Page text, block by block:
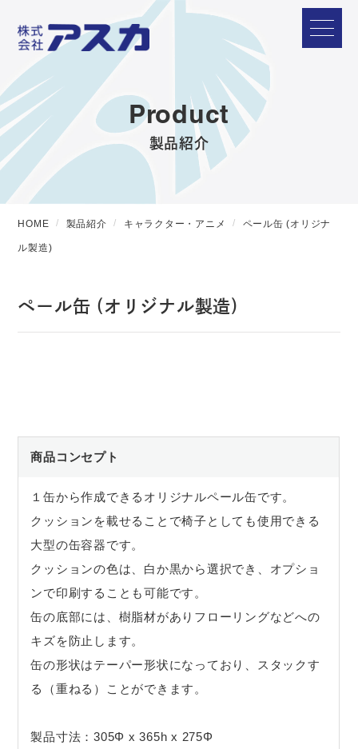
Product
製品紹介
HOME 製品紹介 キャラクター・アニメ ペール缶 (オリジナ
ル製造)
ペール缶 (オリジナル製造)
商品コンセプト
１缶から作成できるオリジナルペール缶です。
クッションを載せることで椅子としても使用できる
大型の缶容器です。
クッションの色は、白か黒から選択でき、オプショ
ンで印刷することも可能です。
缶の底部には、樹脂材がありフローリングなどへの
キズを防止します。
缶の形状はテーパー形状になっており、スタックす
る（重ねる）ことができます。
製品寸法：305Φ x 365h x 275Φ